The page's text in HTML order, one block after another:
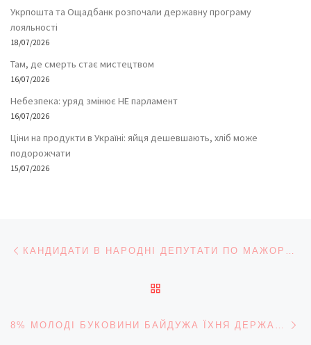
Укрпошта та Ощадбанк розпочали державну програму
лояльності
18/07/2026
Там, де смерть стає мистецтвом
16/07/2026
Небезпека: уряд змінює НЕ парламент
16/07/2026
Ціни на продукти в Україні: яйця дешевшають, хліб може
подорожчати
15/07/2026
Навігація записів